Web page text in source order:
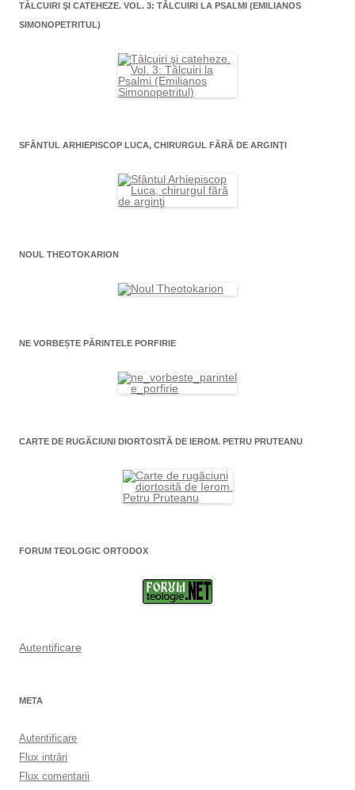
TÂLCUIRI ŞI CATEHEZE. VOL. 3: TÂLCUIRI LA PSALMI (EMILIANOS
SIMONOPETRITUL)
SFÂNTUL ARHIEPISCOP LUCA, CHIRURGUL FĂRĂ DE ARGINŢI
NOUL THEOTOKARION
NE VORBEȘTE PĂRINTELE PORFIRIE
CARTE DE RUGĂCIUNI DIORTOSITĂ DE IEROM. PETRU PRUTEANU
FORUM TEOLOGIC ORTODOX
Autentificare
META
Autentificare
Flux intrări
Flux comentarii